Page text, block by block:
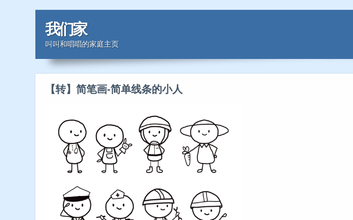
我们家
叫叫和唱唱的家庭主页
【转】简笔画-简单线条的小人